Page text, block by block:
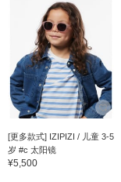
[更多款式] IZIPIZI / 儿童 3-5
岁 #c 太阳镜
¥5,500